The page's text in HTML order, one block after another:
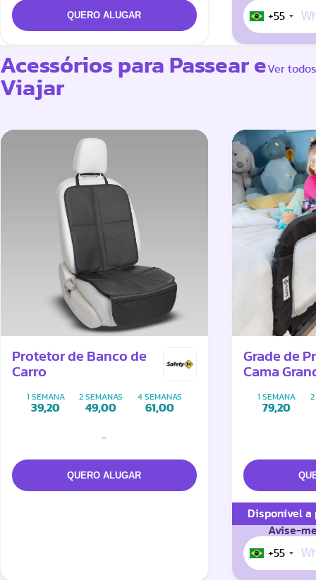
+55
Acessórios para Passear e
Viajar
Ver todos
Protetor de Banco de
Carro
1 SEMANA
39,20
2 SEMANAS
49,00
4 SEMANAS
61,00
-
Grade de
Cama
1 SEMANA
79,20
2
Disponível
Avise-
+55